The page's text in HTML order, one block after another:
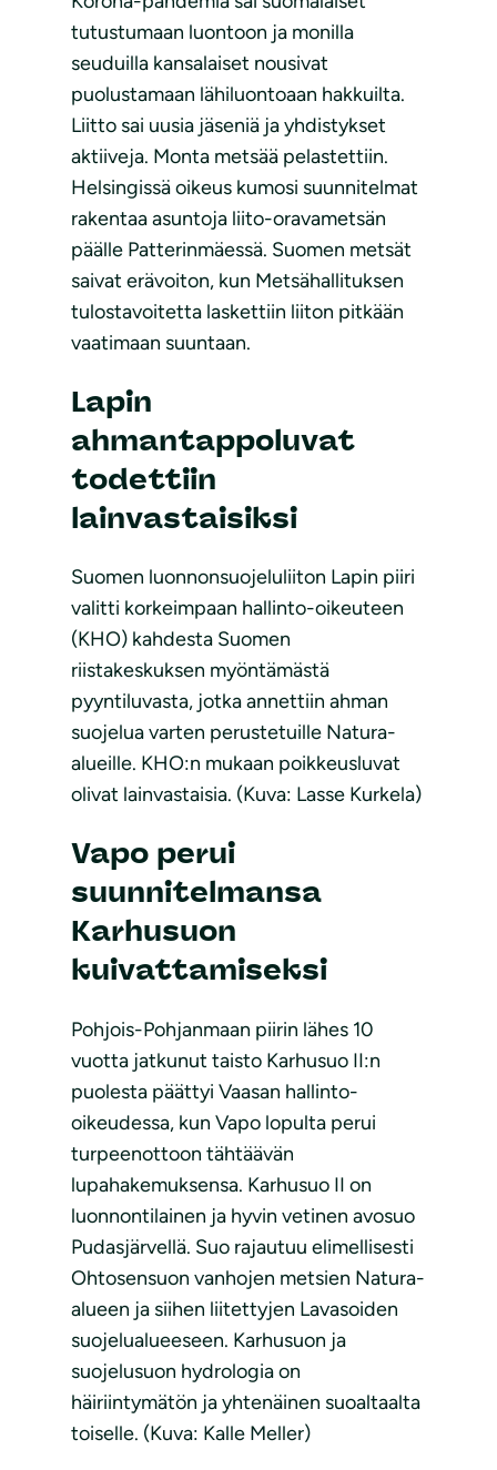
tutustumaan luontoon ja monilla
seuduilla kansalaiset nousivat
puolustamaan lähiluontoaan hakkuilta.
Liitto sai uusia jäseniä ja yhdistykset
aktiiveja. Monta metsää pelastettiin.
Helsingissä oikeus kumosi suunnitelmat
rakentaa asuntoja liito-oravametsän
päälle Patterinmäessä. Suomen metsät
saivat erävoiton, kun Metsähallituksen
tulostavoitetta laskettiin liiton pitkään
vaatimaan suuntaan.
Lapin
ahmantappoluvat
todettiin
lainvastaisiksi
Suomen luonnonsuojeluliiton Lapin piiri
valitti korkeimpaan hallinto-oikeuteen
(KHO) kahdesta Suomen
riistakeskuksen myöntämästä
pyyntiluvasta, jotka annettiin ahman
suojelua varten perustetuille Natura-
alueille. KHO:n mukaan poikkeusluvat
olivat lainvastaisia. (Kuva: Lasse Kurkela)
Vapo perui
suunnitelmansa
Karhusuon
kuivattamiseksi
Pohjois-Pohjanmaan piirin lähes 10
vuotta jatkunut taisto Karhusuo II:n
puolesta päättyi Vaasan hallinto-
oikeudessa, kun Vapo lopulta perui
turpeenottoon tähtäävän
lupahakemuksensa. Karhusuo II on
luonnontilainen ja hyvin vetinen avosuo
Pudasjärvellä. Suo rajautuu elimellisesti
Ohtosensuon vanhojen metsien Natura-
alueen ja siihen liitettyjen Lavasoiden
suojelualueeseen. Karhusuon ja
suojelusuon hydrologia on
häiriintymätön ja yhtenäinen suoaltaalta
toiselle. (Kuva: Kalle Meller)